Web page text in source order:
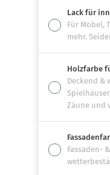
Lack für
Für Möbel,
mehr.
Holzfarbe
Deckend &
Zäune und
Fassaden-